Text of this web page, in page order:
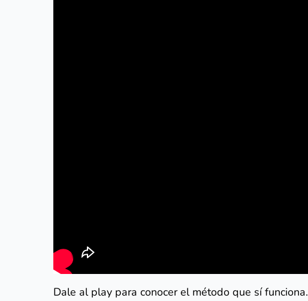
Dale al play para conocer el método que sí funciona.